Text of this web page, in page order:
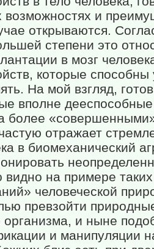
возможностях и
открываются.
степени это
в мозг
которые способны
На мой взгляд,
вполне
более
отражает
в биомеханический
видно на примере таких
человеческой
превзойти
организма, и ныне
и манипуляции